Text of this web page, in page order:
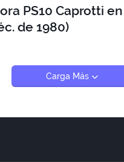
PS10 Caprotti
de 1980)
Carga Más